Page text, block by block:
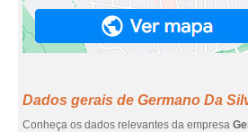
Dados gerais de Germano Da
Conheça os dados relevantes da empresa